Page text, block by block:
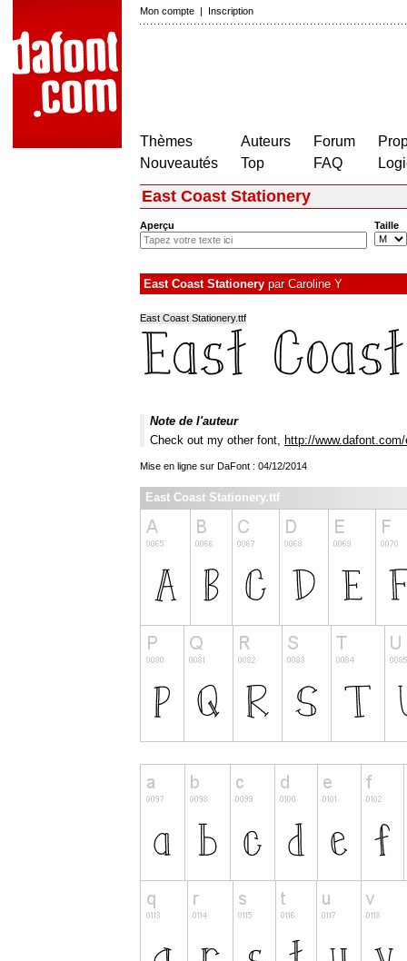
Mon compte | Inscription
Thèmes
Nouveautés
Auteurs
Top
Forum
FAQ
East Coast Stationery
Aperçu Taille
East Coast Stationery par Caroline Y
East Coast Stationery.ttf
Note de l'auteur
Check out my other font, http://
Mise en ligne sur DaFont : 04/12/2014
East Coast Stationery.ttf